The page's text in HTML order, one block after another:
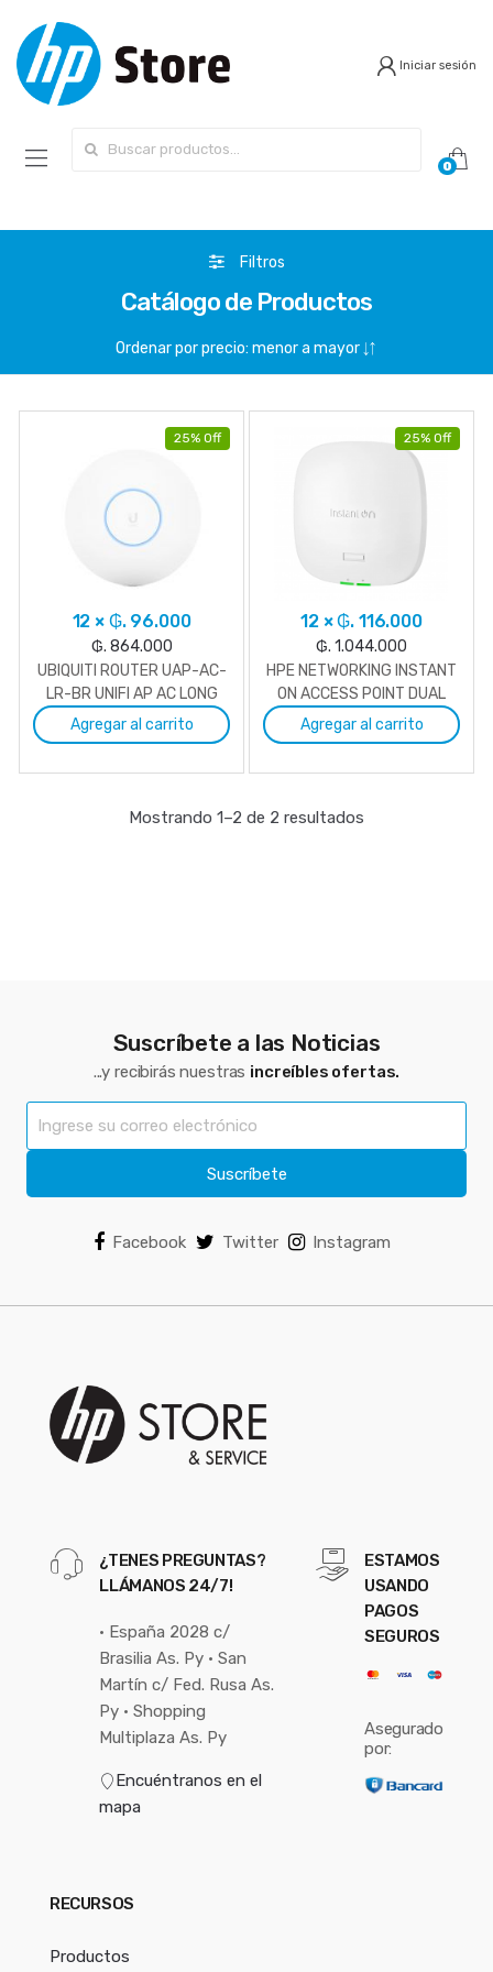
Iniciar sesión
0
Filtros
Catálogo de Productos
25% Off
12 × ₲. 96.000
₲. 864.000
UBIQUITI ROUTER UAP-AC-
LR-BR UNIFI AP AC LONG
RANGE 2.4/5.0GHZ
Agregar al carrito
25% Off
12 × ₲. 116.000
₲. 1.044.000
HPE NETWORKING INSTANT
ON ACCESS POINT DUAL
RADIO TRI BAND 2X2 WI‑FI
6E (RW) AP32 (Entrega en
Agregar al carrito
Mostrando 1–2 de 2 resultados
Suscríbete a las Noticias
...y recibirás nuestras increíbles ofertas.
Suscríbete
Facebook Twitter Instagram
¿TENES PREGUNTAS?
LLÁMANOS 24/7!
• España 2028 c/
Brasilia As. Py • San
Martín c/ Fed. Rusa As.
Py • Shopping
Multiplaza As. Py
Encuéntranos en el
mapa
ESTAMOS
USANDO
PAGOS
SEGUROS
Asegurado
por:
RECURSOS
Productos